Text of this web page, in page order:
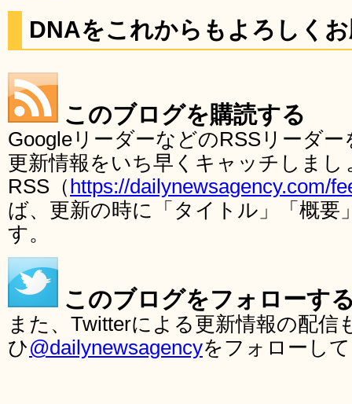
DNAをこれからもよろしく
このブログを購読する
GoogleリーダーなどのRSSリーダ
更新情報をいち早くキャッチしま
RSS（ https://dailynewsagency.com/
ば、更新の時に「タイトル」「概要
す。
このブログをフォローす
また、Twitterによる更新情報の配
ひ@dailynewsagencyをフォローし